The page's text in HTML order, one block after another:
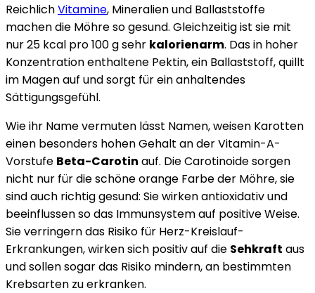
ReichlichVitamine, Mineralienund Ballaststoffe
machen die Möhre so gesund. Gleichzeitig ist sie mit
nur 25 kcal pro 100 g sehr kalorienarm. Das in hoher
Konzentration enthaltene Pektin, ein Ballaststoff, quillt
im Magen auf und sorgt für ein anhaltendes
Sättigungsgefühl.
Wie ihr Name vermuten lässt Namen, weisen Karotten
einen besonders hohen Gehalt an der Vitamin-A-
Vorstufe Beta-Carotin auf. Die Carotinoide sorgen
nicht nur für die schöne orange Farbe der Möhre, sie
sind auch richtig gesund: Sie wirken antioxidativ und
beeinflussen so das Immunsystem auf positive Weise.
Sie verringern das Risiko für Herz-Kreislauf-
Erkrankungen, wirken sich positiv auf die Sehkraft aus
und sollen sogar das Risiko mindern, an bestimmten
Krebsarten zu erkranken.